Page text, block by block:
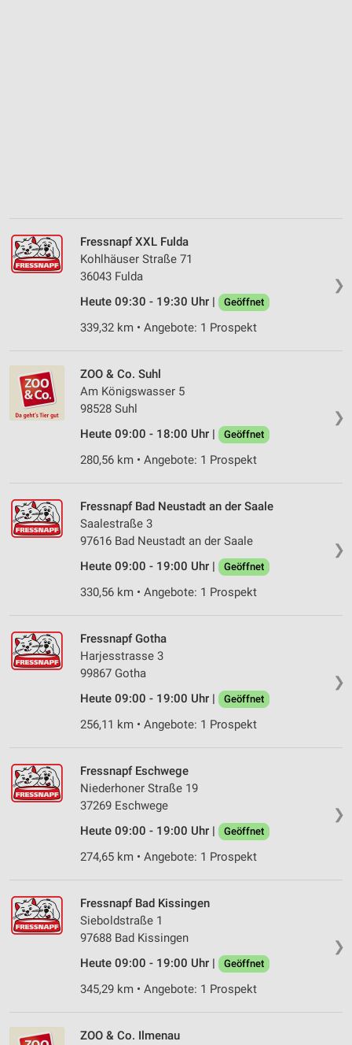
❯
Fressnapf XXL Fulda
Kohlhäuser Straße 71
36043 Fulda
Heute 09:30 - 19:30 Uhr |
Geöffnet
339,32 km • Angebote: 1 Prospekt
❯
ZOO & Co. Suhl
Am Königswasser 5
98528 Suhl
Heute 09:00 - 18:00 Uhr |
Geöffnet
280,56 km • Angebote: 1 Prospekt
❯
Fressnapf Bad Neustadt an der Saale
Saalestraße 3
97616 Bad Neustadt an der Saale
Heute 09:00 - 19:00 Uhr |
Geöffnet
330,56 km • Angebote: 1 Prospekt
❯
Fressnapf Gotha
Harjesstrasse 3
99867 Gotha
Heute 09:00 - 19:00 Uhr |
Geöffnet
256,11 km • Angebote: 1 Prospekt
❯
Fressnapf Eschwege
Niederhoner Straße 19
37269 Eschwege
Heute 09:00 - 19:00 Uhr |
Geöffnet
274,65 km • Angebote: 1 Prospekt
❯
Fressnapf Bad Kissingen
Sieboldstraße 1
97688 Bad Kissingen
Heute 09:00 - 19:00 Uhr |
Geöffnet
345,29 km • Angebote: 1 Prospekt
ZOO & Co. Ilmenau